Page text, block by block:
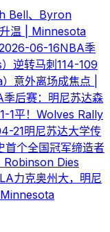
Bell、Byron
温 | Minnesota
06-16NBA季
逆转马刺114-109
意外离场成焦点 |
季后赛：明尼苏达森
1平！Wolves Rally
21明尼苏达大学传
首个全国冠军缔造者
Dies
力克奥州大，明尼